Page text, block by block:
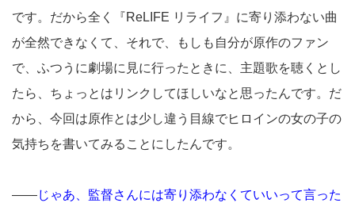
です。だから全く『ReLIFE リライフ』に寄り添わない曲
が全然できなくて、それで、もしも自分が原作のファン
で、ふつうに劇場に見に行ったときに、主題歌を聴くとし
たら、ちょっとはリンクしてほしいなと思ったんです。だ
から、今回は原作とは少し違う目線でヒロインの女の子の
気持ちを書いてみることにしたんです。
――じゃあ、監督さんには寄り添わなくていいって言った